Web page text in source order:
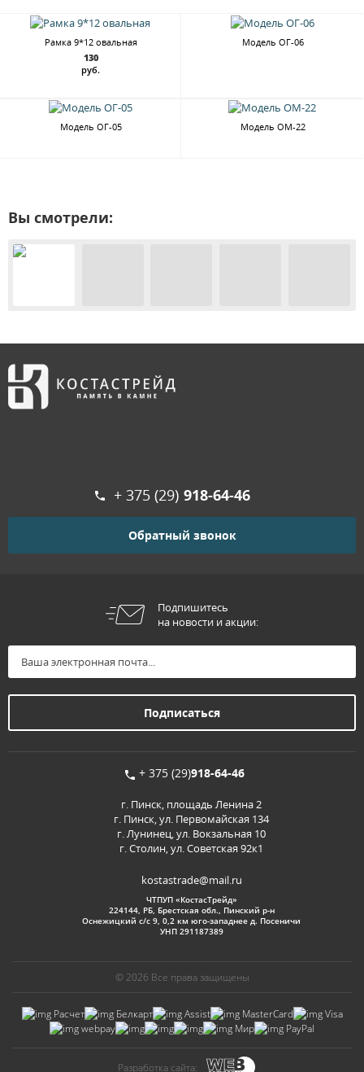
Рамка 9*12 овальная
130
руб.
Модель ОГ-06
Модель ОГ-05 Модель ОМ-22
Вы смотрели:
+ 375 (29) 918-64-46
Обратный звонок
Подпишитесь
на новости и акции:
+ 375 (29)918-64-46
г. Пинск, площадь Ленина 2
г. Пинск, ул. Первомайская 134
г. Лунинец, ул. Вокзальная 10
г. Столин, ул. Советская 92к1
kostastrade@mail.ru
ЧТПУП «КостасТрейд»
224144, РБ, Брестская обл., Пинский р-н
Оснежицкий с/с 9, 0,2 км юго-западнее д. Посеничи
УНП 291187389
© 2026 Все права защищены
Разработка сайта: